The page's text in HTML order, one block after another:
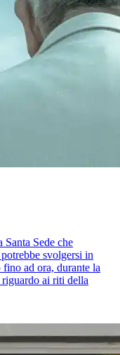
Sede che
svolgersi in
ad ora, durante la
riguardo ai riti della